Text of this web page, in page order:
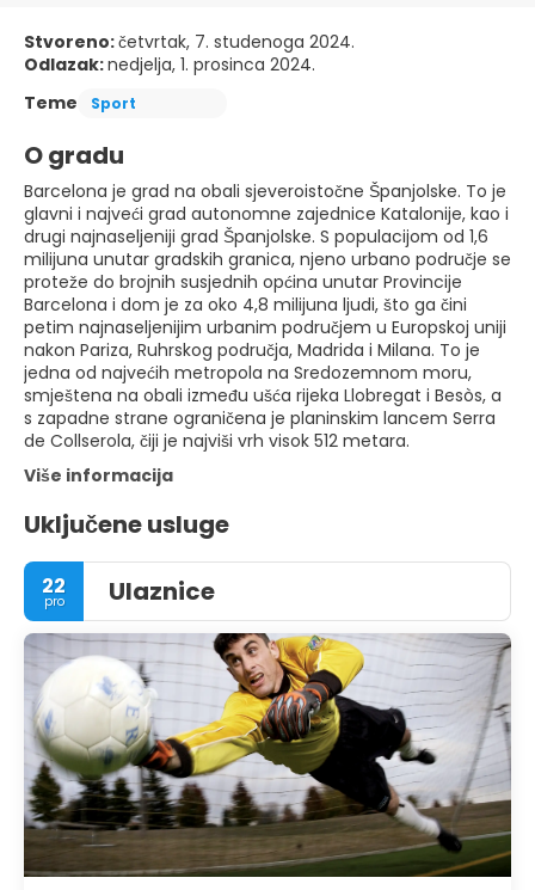
Stvoreno:četvrtak, 7. studenoga 2024.
Odlazak:nedjelja, 1. prosinca 2024.
Teme
Sport
O gradu
Barcelona je grad na obali sjeveroistočne Španjolske. To je
glavni i najveći grad autonomne zajednice Katalonije, kao i
drugi najnaseljeniji grad Španjolske. S populacijom od 1,6
milijuna unutar gradskih granica, njeno urbano područje se
proteže do brojnih susjednih općina unutar Provincije
Barcelona i dom je za oko 4,8 milijuna ljudi, što ga čini
petim najnaseljenijim urbanim područjem u Europskoj uniji
nakon Pariza, Ruhrskog područja, Madrida i Milana. To je
jedna od najvećih metropola na Sredozemnom moru,
smještena na obali između ušća rijeka Llobregat i Besòs, a
s zapadne strane ograničena je planinskim lancem Serra
de Collserola, čiji je najviši vrh visok 512 metara.
Više informacija
Uključene usluge
22
pro Ulaznice